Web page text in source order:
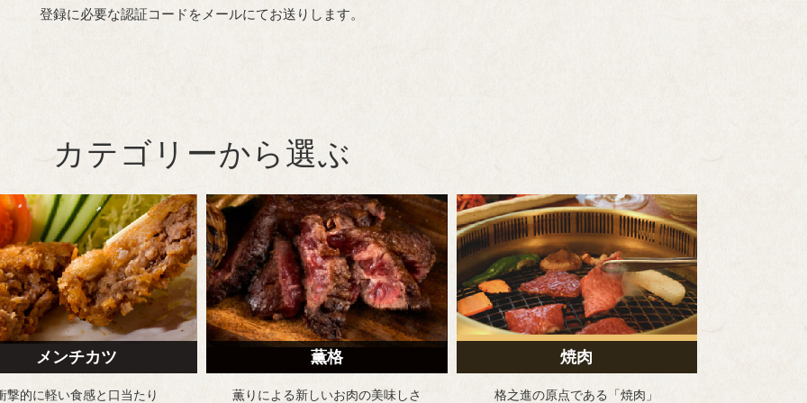
登録に必要な認証コードをメールにてお送りします。
カテゴリーから選ぶ
メンチカツ
撃的に軽い食感と 口当たり
薫格
薫りによる新しいお肉の美味しさ
焼肉
格之進の原点である 「焼肉」